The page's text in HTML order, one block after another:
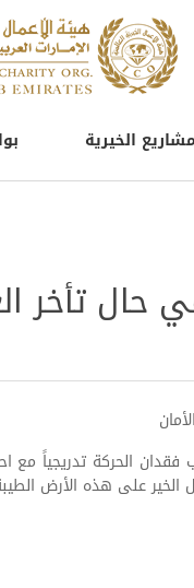
الخيرية
تأخر
الحركة تدريجياً مع
الخير على هذه الأرض